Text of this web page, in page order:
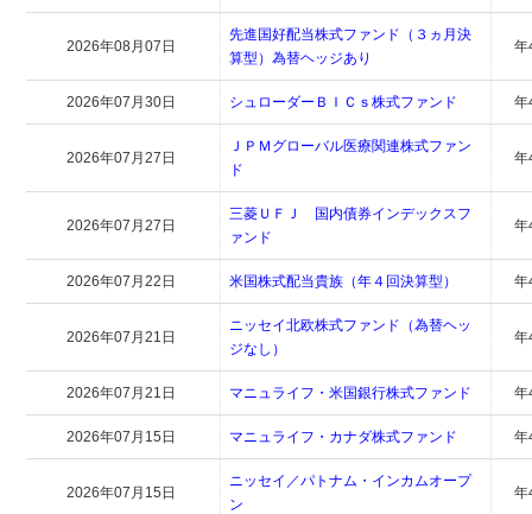
2026年08月07日
先進国好配当株式ファンド（３ヵ月決
算型）為替ヘッジあり
年
2026年07月30日 シュローダーＢＩＣｓ株式ファンド 年
2026年07月27日
ＪＰＭグローバル医療関連株式ファン
ド
年
2026年07月27日
三菱ＵＦＪ 国内債券インデックスフ
ァンド
年
2026年07月22日 米国株式配当貴族（年４回決算型） 年
2026年07月21日
ニッセイ北欧株式ファンド（為替ヘッ
ジなし）
年
2026年07月21日 マニュライフ・米国銀行株式ファンド 年
2026年07月15日 マニュライフ・カナダ株式ファンド 年
2026年07月15日
ニッセイ／パトナム・インカムオープ
ン
年